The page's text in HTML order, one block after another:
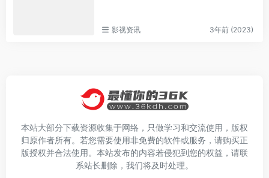
影视资讯 3年前 (2023)
本站大部分下载资源收集于网络，只做学习和交流使用，版权
归原作者所有。若您需要使用非免费的软件或服务，请购买正
版授权并合法使用。本站发布的内容若侵犯到您的权益，请联
系站长删除，我们将及时处理。